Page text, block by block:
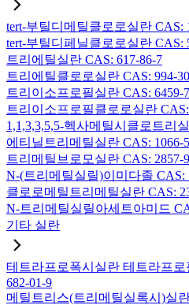
tert-부틸디메틸클로로실란 CAS:
tert-부틸디페닐클로로실란 CAS:
트리에틸실란 CAS: 617-86-7
트리에틸클로로실란 CAS: 994-
트리이소프로필실란 CAS: 6459-
트리이소프로필클로로실란 CAS:
1,1,3,3,5,5-헥사메틸시클로트리
에티닐트리메틸실란 CAS: 1066-
트리메틸브로모실란 CAS: 2857-
N-(트리메틸실릴)이미다졸 CAS:
클로로메틸트리메틸실란 CAS:
N-트리메틸실릴아세트아미드
기타 실란
테트라프로폭시실란 테트라프
682-01-9
메틸트리스(트리메틸실록시)실